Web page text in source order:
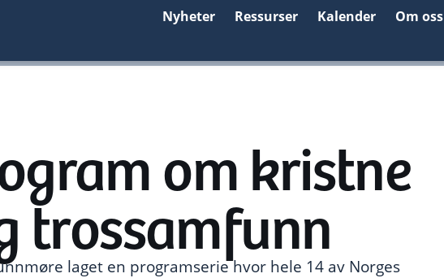
Nyheter Ressurser Kalender Om oss
om kristne
trossamfunn
laget en programserie hvor hele 14 av Norges